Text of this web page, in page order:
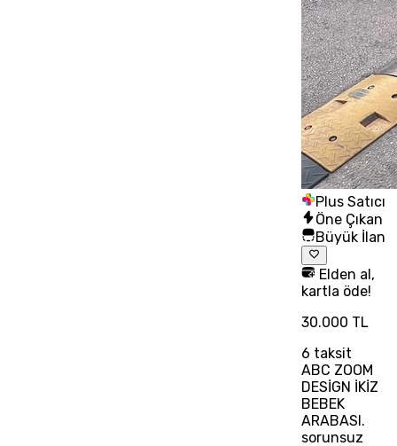
Plus Satıcı
Öne Çıkan
Büyük İlan
Elden al,
kartla öde!
30.000 TL
6 taksit
ABC ZOOM
DESİGN İKİZ
BEBEK
ARABASI.
sorunsuz